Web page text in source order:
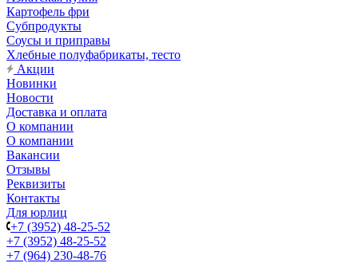
Картофель фри
Субпродукты
Соусы и приправы
Хлебные полуфабрикаты, тесто
Акции
Новинки
Новости
Доставка и оплата
О компании
О компании
Вакансии
Отзывы
Реквизиты
Контакты
Для юрлиц
+7 (3952) 48-25-52
+7 (3952) 48-25-52
+7 (964) 230-48-76